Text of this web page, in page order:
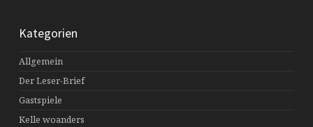
Kategorien
Allgemein
Der Leser-Brief
Gastspiele
Kelle woanders